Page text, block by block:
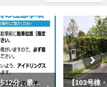
【石橋阪大前駅徒歩12分、最寄バス停からバス1本で伊丹空港へアクセス可】井口堂団地 3号棟北側駐車場